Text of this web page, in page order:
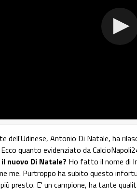
dell'Udinese, Antonio Di Natale, ha
quanto evidenziato da
nuovo Di Natale? Ho fatto il nome di
me. Purtroppo ha subito questo
presto. E' un campione, ha tante